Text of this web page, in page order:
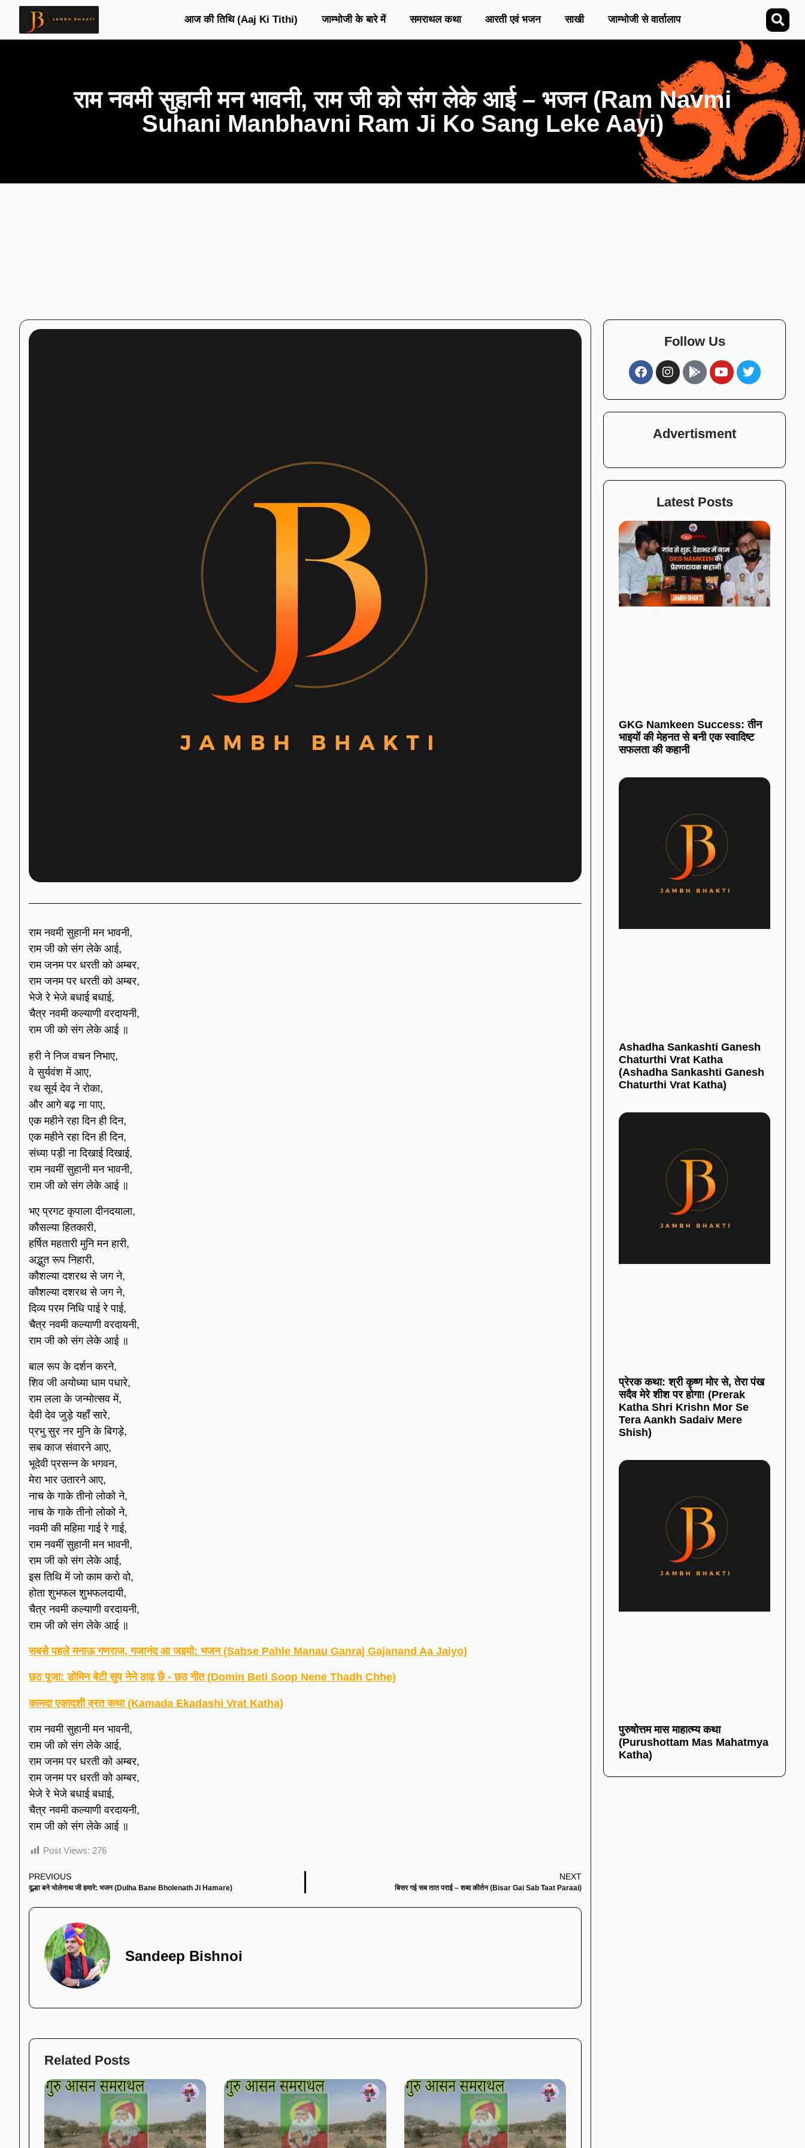
आज की तिथि (Aaj Ki Tithi) जाम्भोजी के बारे में समराथल कथा आरती एवं भजन साखी जाम्भोजी से वार्तालाप
राम नवमी सुहानी मन भावनी, राम जी को संग लेके आई – भजन (Ram Navmi
Suhani Manbhavni Ram Ji Ko Sang Leke Aayi)
राम नवमी सुहानी मन भावनी,
राम जी को संग लेके आई,
राम जनम पर धरती को अम्बर,
राम जनम पर धरती को अम्बर,
भेजे रे भेजे बधाई बधाई,
चैत्र नवमी कल्याणी वरदायनी,
राम जी को संग लेके आई ॥
हरी ने निज वचन निभाए,
वे सुर्यवंश में आए,
रथ सूर्य देव ने रोका,
और आगे बढ़ ना पाए,
एक महीने रहा दिन ही दिन,
एक महीने रहा दिन ही दिन,
संध्या पड़ी ना दिखाई दिखाई,
राम नवमीं सुहानी मन भावनी,
राम जी को संग लेके आई ॥
भए प्रगट कृपाला दीनदयाला,
कौसल्या हितकारी,
हर्षित महतारी मुनि मन हारी,
अद्भुत रूप निहारी,
कौशल्या दशरथ से जग ने,
कौशल्या दशरथ से जग ने,
दिव्य परम निधि पाई रे पाई,
चैत्र नवमी कल्याणी वरदायनी,
राम जी को संग लेके आई ॥
बाल रूप के दर्शन करने,
शिव जी अयोध्या धाम पधारे,
राम लला के जन्मोत्सव में,
देवी देव जुड़े यहाँ सारे,
प्रभु सुर नर मुनि के बिगड़े,
सब काज संवारने आए,
भूदेवी प्रसन्न के भगवन,
मेरा भार उतारने आए,
नाच के गाके तीनो लोको ने,
नाच के गाके तीनो लोको ने,
नवमी की महिमा गाई रे गाई,
राम नवमीं सुहानी मन भावनी,
राम जी को संग लेके आई,
इस तिथि में जो काम करो वो,
होता शुभफल शुभफलदायी,
चैत्र नवमी कल्याणी वरदायनी,
राम जी को संग लेके आई ॥
सबसे पहले मनाऊ गणराज, गजानंद आ जइयो: भजन (Sabse Pahle Manau Ganraj Gajanand Aa Jaiyo)
छठ पूजा: डोमिन बेटी सुप नेने ठाढ़ छै - छठ गीत (Domin Beti Soop Nene Thadh Chhe)
कामदा एकादशी व्रत कथा (Kamada Ekadashi Vrat Katha)
राम नवमी सुहानी मन भावनी,
राम जी को संग लेके आई,
राम जनम पर धरती को अम्बर,
राम जनम पर धरती को अम्बर,
भेजे रे भेजे बधाई बधाई,
चैत्र नवमी कल्याणी वरदायनी,
राम जी को संग लेके आई ॥
Post Views: 276
PREVIOUS
दूल्हा बने भोलेनाथ जी हमारे: भजन (Dulha Bane Bholenath Ji Hamare)
NEXT
बिसर गई सब तात पराई – शब्द कीर्तन (Bisar Gai Sab Taat Paraai)
Sandeep Bishnoi
Related Posts
Follow Us
Advertisment
Latest Posts
GKG Namkeen Success: तीन
भाइयों की मेहनत से बनी एक स्वादिष्ट
सफलता की कहानी
Ashadha Sankashti Ganesh
Chaturthi Vrat Katha
(Ashadha Sankashti Ganesh
Chaturthi Vrat Katha)
प्रेरक कथा: श्री कृष्ण मोर से, तेरा पंख
सदैव मेरे शीश पर होगा! (Prerak
Katha Shri Krishn Mor Se
Tera Aankh Sadaiv Mere
Shish)
पुरुषोत्तम मास माहात्म्य कथा
(Purushottam Mas Mahatmya
Katha)